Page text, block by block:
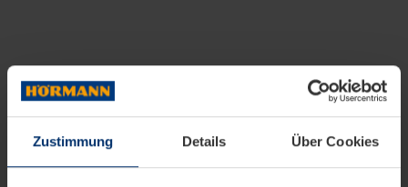
Zustimmung Details Über Cookies